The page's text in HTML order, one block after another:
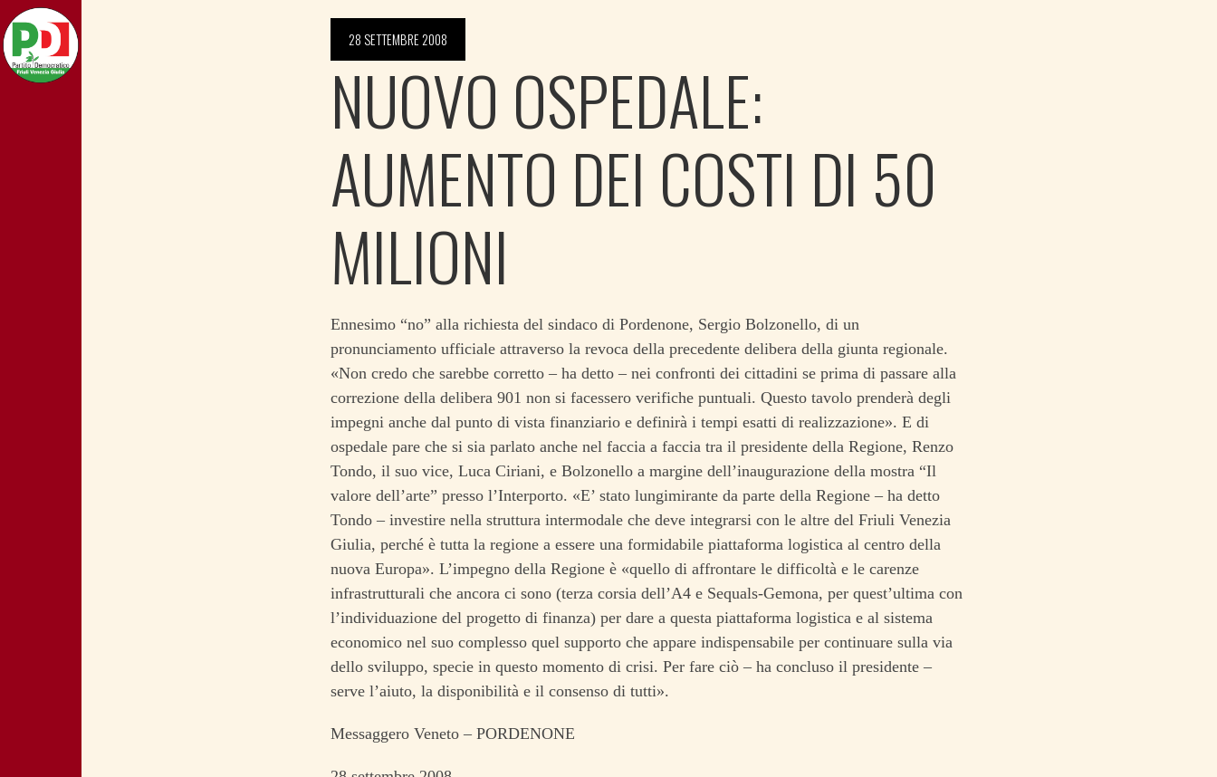
28 SETTEMBRE 2008
NUOVO OSPEDALE:
AUMENTO DEI COSTI DI 50
MILIONI
Ennesimo “no” alla richiesta del sindaco di Pordenone, Sergio Bolzonello, di un
pronunciamento ufficiale attraverso la revoca della precedente delibera della giunta regionale.
«Non credo che sarebbe corretto – ha detto – nei confronti dei cittadini se prima di passare alla
correzione della delibera 901 non si facessero verifiche puntuali. Questo tavolo prenderà degli
impegni anche dal punto di vista finanziario e definirà i tempi esatti di realizzazione». E di
ospedale pare che si sia parlato anche nel faccia a faccia tra il presidente della Regione, Renzo
Tondo, il suo vice, Luca Ciriani, e Bolzonello a margine dell’inaugurazione della mostra “Il
valore dell’arte” presso l’Interporto. «E’ stato lungimirante da parte della Regione – ha detto
Tondo – investire nella struttura intermodale che deve integrarsi con le altre del Friuli Venezia
Giulia, perché è tutta la regione a essere una formidabile piattaforma logistica al centro della
nuova Europa». L’impegno della Regione è «quello di affrontare le difficoltà e le carenze
infrastrutturali che ancora ci sono (terza corsia dell’A4 e Sequals-Gemona, per quest’ultima con
l’individuazione del progetto di finanza) per dare a questa piattaforma logistica e al sistema
economico nel suo complesso quel supporto che appare indispensabile per continuare sulla via
dello sviluppo, specie in questo momento di crisi. Per fare ciò – ha concluso il presidente –
serve l’aiuto, la disponibilità e il consenso di tutti».
Messaggero Veneto – PORDENONE